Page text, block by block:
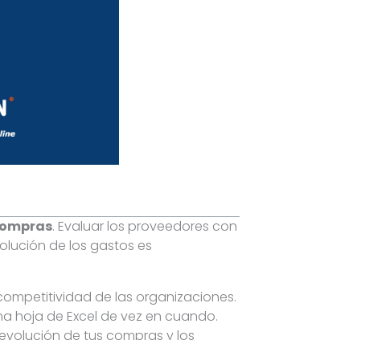
. Evaluar los proveedores con
de los gastos es
de las organizaciones.
hoja de Excel de vez en cuando.
de tus compras y los